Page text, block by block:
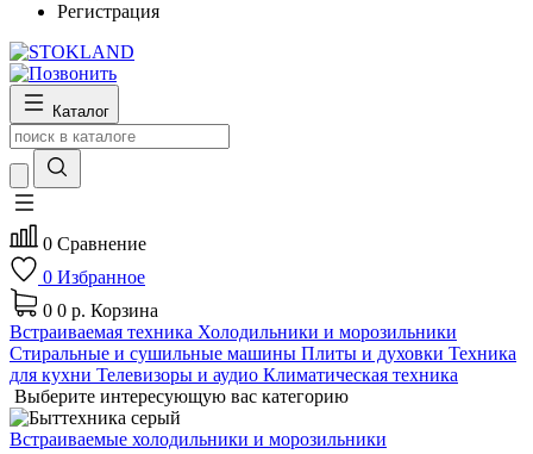
Регистрация
Каталог
0 Сравнение
0 Избранное
0 0 р. Корзина
Встраиваемая техника Холодильники и морозильники
Стиральные и сушильные машины Плиты и духовки Техника
для кухни Телевизоры и аудио Климатическая техника
Выберите интересующую вас категорию
Встраиваемые холодильники и морозильники